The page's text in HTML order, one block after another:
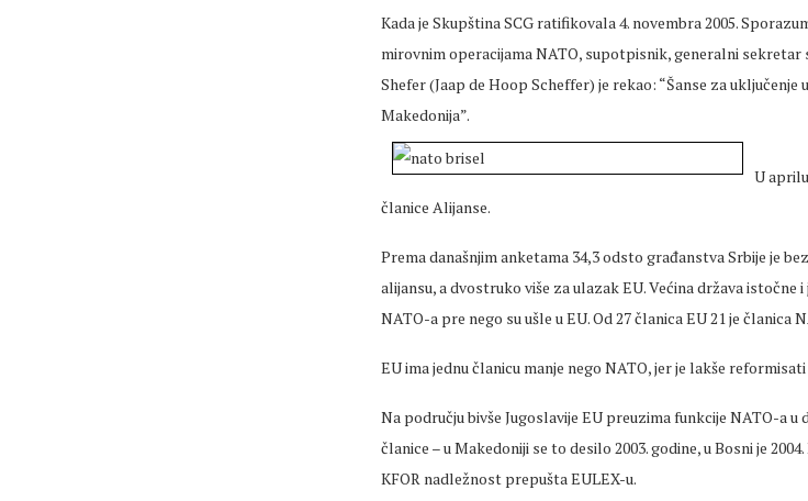
Kada je Skupština SCG ratifikovala 4. novembra 2005.
mirovnim operacijama NATO, supotpisnik, generalni
Shefer (Jaap de Hoop Scheffer) je rekao: “Šanse za
Makedonija”.
U
članice Alijanse.
Prema današnjim anketama 34,3 odsto građanstva Srbije je
alijansu, a dvostruko više za ulazak EU. Većina država
NATO-a pre nego su ušle u EU. Od 27 članica EU 21 je članica
EU ima jednu članicu manje nego NATO, jer je lakše
Na području bivše Jugoslavije EU preuzima funkcije NATO-a u
članice – u Makedoniji se to desilo 2003. godine, u Bosni je
KFOR nadležnost prepušta EULEX-u.